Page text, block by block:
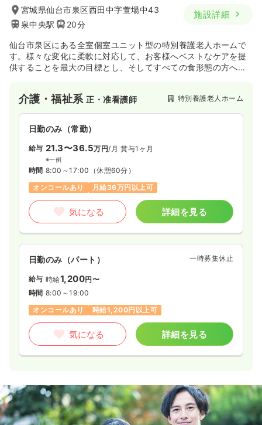
宮城県仙台市泉区西田中字萱場中43
泉中央駅
20分
施設詳細
仙台市泉区にある全室個室ユニット型の特別養護老人ホームで
す。様々な変化に柔軟に対応して、お客様へベストなケアを提
供することを最大の目標とし、そしてすべての食形態の方へ
介護・福祉系正・准看護師 特別養護老人ホーム
日勤のみ（常勤）
給与 21.3〜36.5万円/月 賞与1ヶ月
※一例
時間 8:00～17:00 （休憩60分）
オンコールあり
月給36万円以上可
気になる 詳細を見る
日勤のみ（パート） 一時募集休止
給与 時給1,200円〜
時間 8:00～19:00
オンコールあり
時給1,200円以上可
気になる 詳細を見る